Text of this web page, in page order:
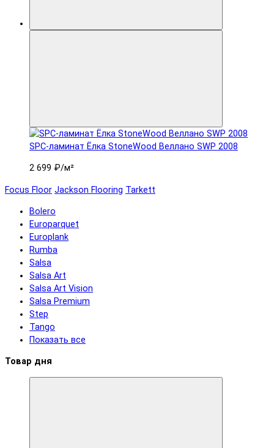
SPC-ламинат Ëлка StoneWood Веллано SWP 2008
2 699 ₽/м²
Focus Floor Jackson Flooring Tarkett
Bolero
Europarquet
Europlank
Rumba
Salsa
Salsa Art
Salsa Art Vision
Salsa Premium
Step
Tango
Показать все
Товар дня